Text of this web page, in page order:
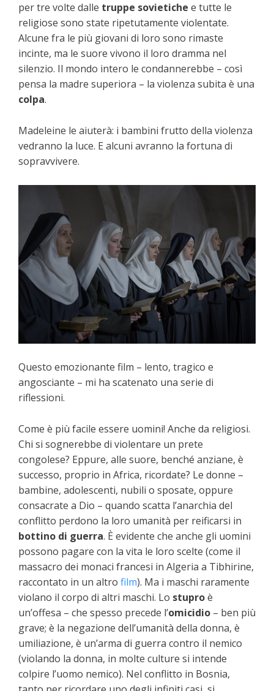
per tre volte dalle truppe sovietiche e tutte le
religiose sono state ripetutamente violentate.
Alcune fra le più giovani di loro sono rimaste
incinte, ma le suore vivono il loro dramma nel
silenzio. Il mondo intero le condannerebbe – così
pensa la madre superiora – la violenza subita è una
colpa.
Madeleine le aiuterà: i bambini frutto della violenza
vedranno la luce. E alcuni avranno la fortuna di
sopravvivere.
Questo emozionante film – lento, tragico e
angosciante – mi ha scatenato una serie di
riflessioni.
Come è più facile essere uomini! Anche da religiosi.
Chi si sognerebbe di violentare un prete
congolese? Eppure, alle suore, benché anziane, è
successo, proprio in Africa, ricordate? Le donne –
bambine, adolescenti, nubili o sposate, oppure
consacrate a Dio – quando scatta l’anarchia del
conflitto perdono la loro umanità per reificarsi in
bottino di guerra. È evidente che anche gli uomini
possono pagare con la vita le loro scelte (come il
massacro dei monaci francesi in Algeria a Tibhirine,
raccontato in un altro film). Ma i maschi raramente
violano il corpo di altri maschi. Lo stuproè
un’offesa – che spesso precede l’omicidio – ben più
grave; è la negazione dell’umanità della donna, è
umiliazione, è un’arma di guerra contro il nemico
(violando la donna, in molte culture si intende
colpire l’uomo nemico). Nel conflitto in Bosnia,